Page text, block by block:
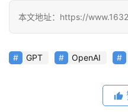
框
本文地址：https://
GPT OpenAI